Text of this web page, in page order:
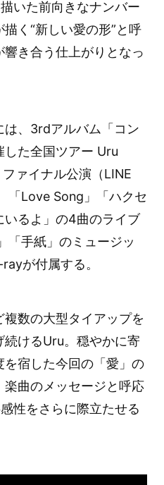
いた前向きなナンバー
く“新しい愛の形”と呼
き合う仕上がりとなっ
は、3rdアルバム「コン
した全国ツアー Uru
ァイナル公演（LINE
「Love Song」「ハクセ
いるよ」の4曲のライブ
「手紙」のミュージッ
が付属する。
数の大型タイアップを
けるUru。穏やかに寄
を宿した今回の「愛」の
楽曲のメッセージと呼応
性をさらに際立たせる